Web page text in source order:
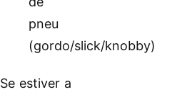
pneu
(gordo/slick/knobby)
Se estiver a